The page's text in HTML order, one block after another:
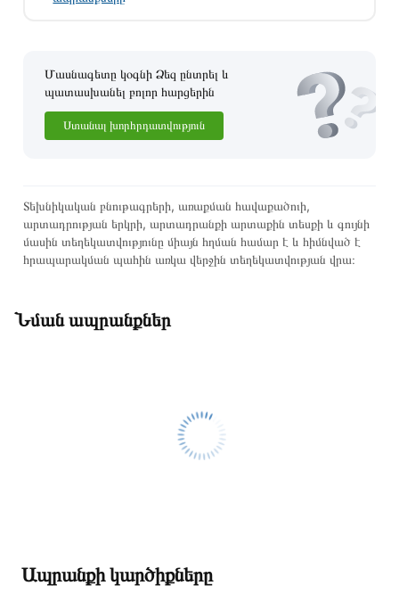
Մասնագետը կօգնի Ձեզ ընտրել և
պատասխանել բոլոր հարցերին
Ստանալ խորհրդատվություն
Տեխնիկական բնութագրերի, առաքման հավաքածուի,
արտադրության երկրի, արտադրանքի արտաքին տեսքի և գույնի
մասին տեղեկատվությունը միայն հղման համար է և հիմնված է
հրապարակման պահին առկա վերջին տեղեկատվության վրա։
Նման ապրանքներ
Ապրանքի կարծիքները